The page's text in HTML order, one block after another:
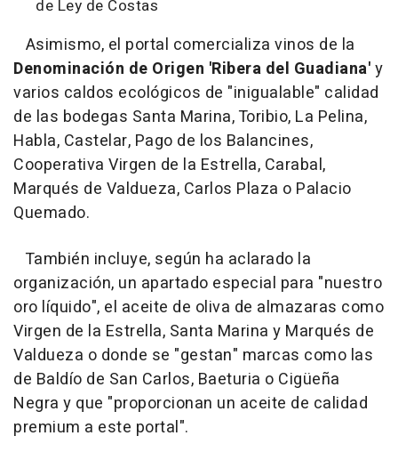
de Ley de Costas
Asimismo, el portal comercializa vinos de la
Denominación de Origen 'Ribera del Guadiana'y
varios caldos ecológicos de "inigualable" calidad
de las bodegas Santa Marina, Toribio, La Pelina,
Habla, Castelar, Pago de los Balancines,
Cooperativa Virgen de la Estrella, Carabal,
Marqués de Valdueza, Carlos Plaza o Palacio
Quemado.
También incluye, según ha aclarado la
organización, un apartado especial para "nuestro
oro líquido", el aceite de oliva de almazaras como
Virgen de la Estrella, Santa Marina y Marqués de
Valdueza o donde se "gestan" marcas como las
de Baldío de San Carlos, Baeturia o Cigüeña
Negra y que "proporcionan un aceite de calidad
premium a este portal".